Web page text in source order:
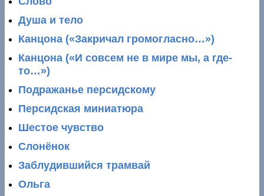
Душа и тело
Канцона («Закричал громогласно…»)
Канцона («И совсем не в мире мы, а где-
то…»)
Подражанье персидскому
Персидская миниатюра
Шестое чувство
Слонёнок
Заблудившийся трамвай
Ольга